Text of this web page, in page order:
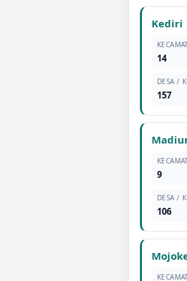
Kediri
14
DESA /
157
9
DESA /
106